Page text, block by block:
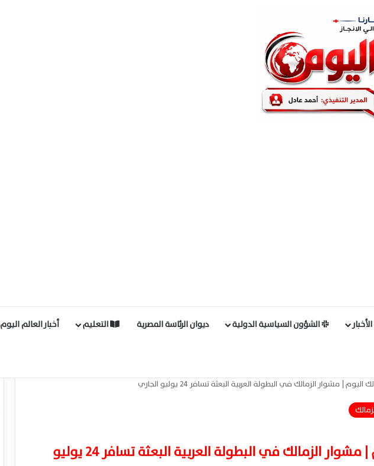
الأخبار الشؤون السياسية الدولية ديوان الرئاسة المصرية التعليم أخبار العالم اليوم
اليوم | مشوار الزمالك في البطولة العربية البعثة تسافر 24 يوليو الجاري
الزمالك اليوم | مشوار الزمالك في البطولة العربية البعثة تسافر 24 يوليو